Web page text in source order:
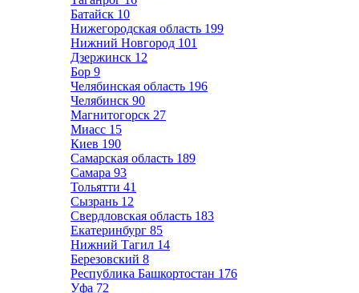
Батайск 10
Нижегородская область 199
Нижний Новгород 101
Дзержинск 12
Бор 9
Челябинская область 196
Челябинск 90
Магнитогорск 27
Миасс 15
Киев 190
Самарская область 189
Самара 93
Тольятти 41
Сызрань 12
Свердловская область 183
Екатеринбург 85
Нижний Тагил 14
Березовский 8
Республика Башкортостан 176
Уфа 72